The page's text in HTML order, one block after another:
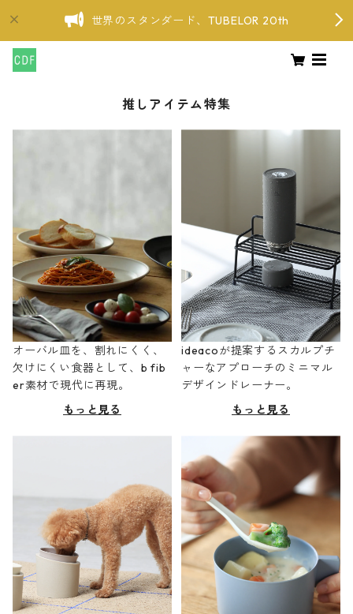
世界のスタンダード、TUBELOR 20th
推しアイテム特集
オーバル皿を、割れにくく、
欠けにくい食器として、b fib
er素材で現代に再現。
もっと見る
ideacoが提案するスカルプチ
ャーなアプローチのミニマル
デザインドレーナー。
もっと見る